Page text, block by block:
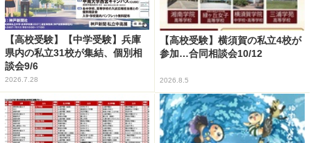
【高校受験】【中学受験】兵庫
県内の私立31校が集結、個別相
談会9/6
2026.7.28
【高校受験】横須賀の私立4校が
参加…合同相談会10/12
2026.8.5